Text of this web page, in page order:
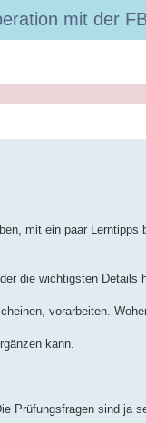
mit der
mit ein paar Lerntipps
die wichtigsten Details
vorarbeiten.
kann.
Prüfungsfragen sind ja